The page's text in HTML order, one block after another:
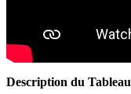
Description du Tableau